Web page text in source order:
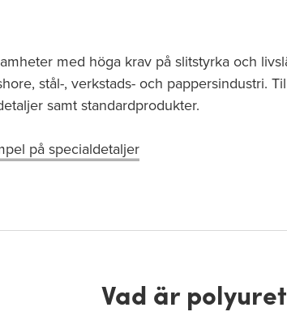
med höga krav på slitstyrka och
stål-, verkstads- och pappersindustri.
samt standardprodukter.
på specialdetaljer
Vad är